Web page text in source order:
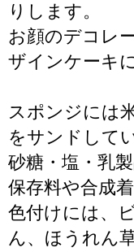
りします。
お顔のデコレ
ザインケーキ
スポンジには
をサンドして
砂糖・塩・乳
保存料や合成
色付けには、
ん、ほうれん